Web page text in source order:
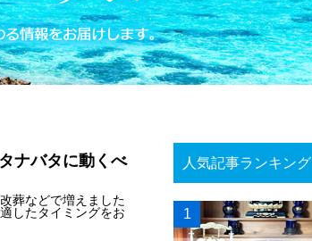
ナバタに動くべ
葬などで増えました
したタイミングをお
人気記事ランキング